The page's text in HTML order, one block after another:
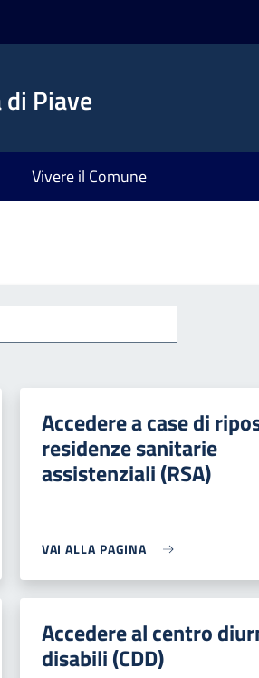
di Piave
Vivere il Comune
Accedere a case di
residenze sanitarie
assistenziali (RSA)
VAI ALLA PAGINA
Accedere al centro
disabili (CDD)